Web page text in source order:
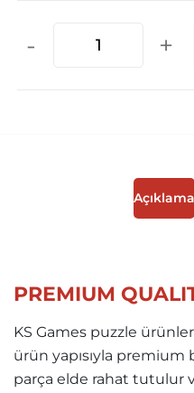
- +
Açıklama
PREMIUM
KS Games puzzle
ürün yapısıyla
parça elde rahat tutulur